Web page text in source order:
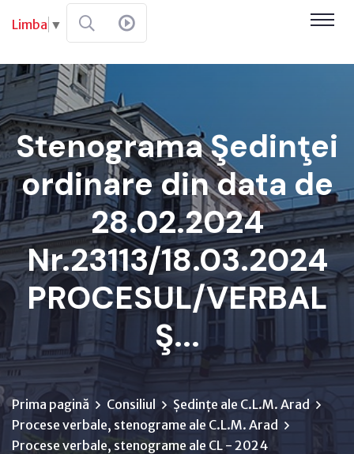
Limba ▼
Stenograma Şedinţei
ordinare din data de
28.02.2024
Nr.23113/18.03.2024
PROCESUL/VERBAL
Ş...
Prima pagină Consiliul
Ședințe ale C.L.M. Arad
Procese verbale, stenograme ale C.L.M. Arad
Procese verbale, stenograme ale CL - 2024